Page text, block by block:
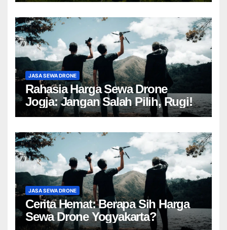
JASA SEWA DRONE
Rahasia Harga Sewa Drone
Jogja: Jangan Salah Pilih, Rugi!
JASA SEWA DRONE
Cerita Hemat: Berapa Sih Harga
Sewa Drone Yogyakarta?